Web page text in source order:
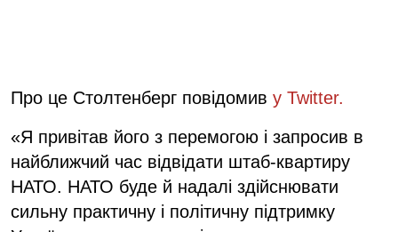
Про це Столтенберг повідомив у Twitter.
«Я привітав його з перемогою і запросив в
найближчий час відвідати штаб-квартиру
НАТО. НАТО буде й надалі здійснювати
сильну практичну і політичну підтримку